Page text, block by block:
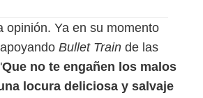
opinión. Ya en su momento
Bullet Train de las
Que no te engañen los malos
locura deliciosa y salvaje